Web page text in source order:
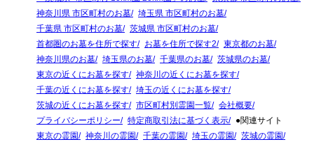
神奈川県 市区町村のお墓
埼玉県 市区町村のお墓
千葉県 市区町村のお墓
茨城県 市区町村のお墓
首都圏のお墓を住所で探す
お墓を住所で探す2
東京都のお墓
神奈川県のお墓
埼玉県のお墓 千葉県のお墓
茨城県のお墓
東京の近くにお墓を探す
神奈川の近くにお墓を探す
千葉の近くにお墓を探す
埼玉の近くにお墓を探す
茨城の近くにお墓を探す
市区町村別霊園一覧
会社概要
プライバシーポリシー
特定商取引法に基づく表示
●関連サイト
東京の霊園
神奈川の霊園 千葉の霊園 埼玉の霊園
茨城の霊園